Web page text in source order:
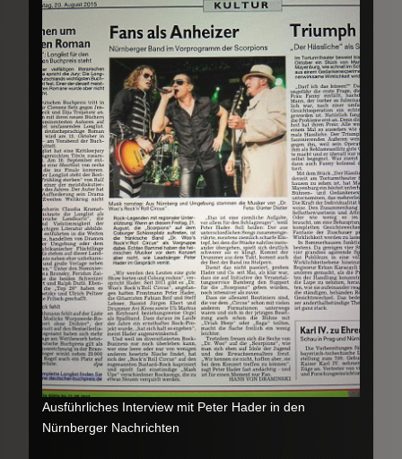
Ausführliches Interview mit Peter Hader in den
Nürnberger Nachrichten